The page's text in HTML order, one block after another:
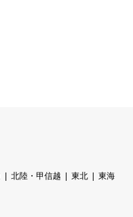
北陸・甲信越 東北
東海